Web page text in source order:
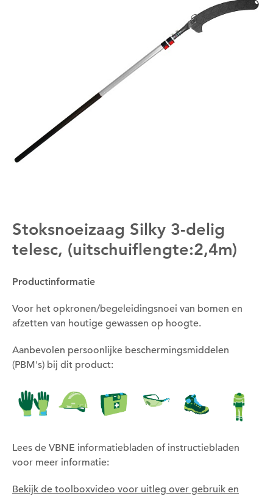
Stoksnoeizaag Silky 3-delig
telesc, (uitschuiflengte:2,4m)
Productinformatie
Voor het opkronen/begeleidingsnoei van bomen en
afzetten van houtige gewassen op hoogte.
Aanbevolen persoonlijke beschermingsmiddelen
(PBM's) bij dit product:
Lees de VBNE informatiebladen of instructiebladen
voor meer informatie:
Bekijk de toolboxvideo voor uitleg over gebruik en
Om deze pagina op te slaan moet je ingelogd zijn.
Ja Nee